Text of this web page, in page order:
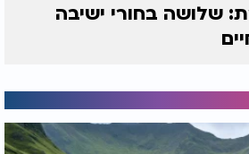
שלושה בחורי ישיבה